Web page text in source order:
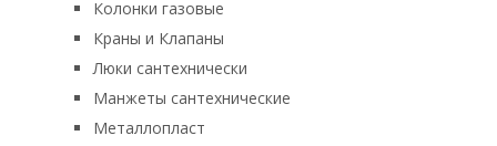
Колонки газовые
Краны и Клапаны
Люки сантехнически
Манжеты сантехнические
Металлопласт